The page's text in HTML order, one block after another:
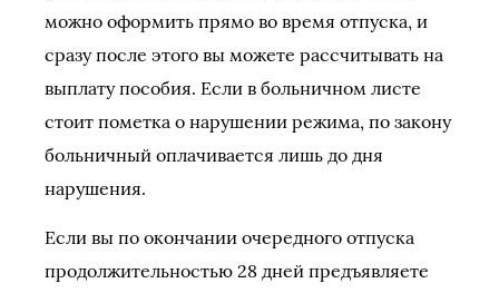
можно оформить прямо во время отпуска, и
сразу после этого вы можете рассчитывать на
выплату пособия. Если в больничном листе
стоит пометка о нарушении режима, по закону
больничный оплачивается лишь до дня
нарушения.
Если вы по окончании очередного отпуска
продолжительностью 28 дней предъявляете